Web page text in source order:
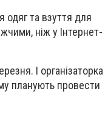
одяг та взуття для
ніж у Інтернет-
І організаторка
планують провести